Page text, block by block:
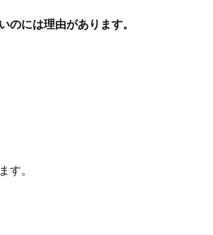
のには理由があります。
す。